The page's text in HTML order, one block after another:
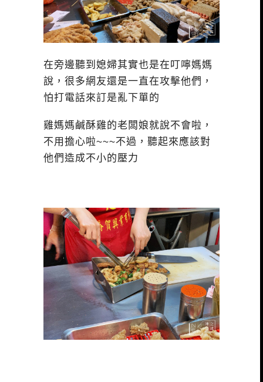
在旁邊聽到媳婦其實也是在叮嚀媽媽
說，很多網友還是一直在攻擊他們，
怕打電話來訂是亂下單的
雞媽媽鹹酥雞的老闆娘就說不會啦，
不用擔心啦~~~不過，聽起來應該對
他們造成不小的壓力